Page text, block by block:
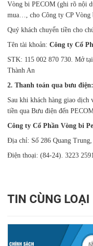
Vòng bi PECOM (ghi rõ nội
mua…, cho Công ty CP Vòng
Quý khách chuyển tiền cho
Tên tài khoản: Công ty Cổ
STK: 115 002 870 730. Mở
Thành An
2. Thanh toán qua bưu điện:
Sau khi khách hàng giao dịch
tiền qua Bưu điện đến
Công ty Cổ Phần Vòng bi
Địa chỉ: Số 286 Quang
Điện thoại: (84-24). 3223
TIN CÙNG LOẠI